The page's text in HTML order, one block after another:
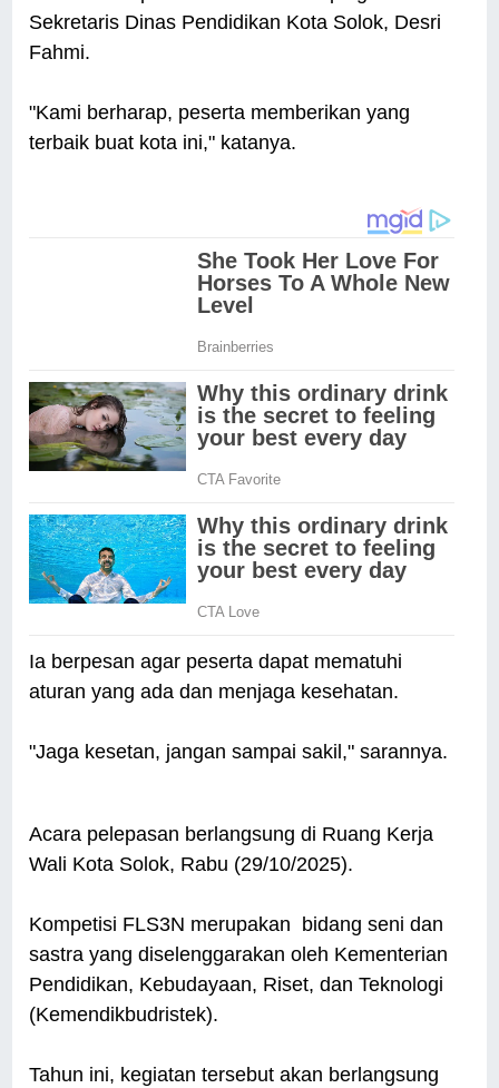
Sekretaris Dinas Pendidikan Kota Solok, Desri
Fahmi.
"Kami berharap, peserta memberikan yang
terbaik buat kota ini," katanya.
Ia berpesan agar peserta dapat mematuhi
aturan yang ada dan menjaga kesehatan.
"Jaga kesetan, jangan sampai sakil," sarannya.
Acara pelepasan berlangsung di Ruang Kerja
Wali Kota Solok, Rabu (29/10/2025).
Kompetisi FLS3N merupakan bidang seni dan
sastra yang diselenggarakan oleh Kementerian
Pendidikan, Kebudayaan, Riset, dan Teknologi
(Kemendikbudristek).
Tahun ini, kegiatan tersebut akan berlangsung